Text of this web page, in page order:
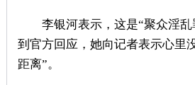
李银河表示，这是“聚众淫乱
到官方回应，她向记者表示心里
距离”。